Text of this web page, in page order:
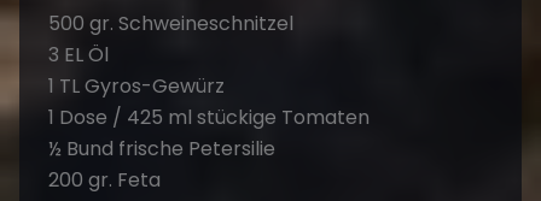
Streifen. Die Zucchini wascht Ihr, halbiert sie
längst und schneidet sie in Scheiben. Den
Knoblauch hackt Ihr fein und das Fleisch wird
gewaschen und ebenfalls in Streifen
geschnitten.
Vermengt das Fleisch mit den Zwiebeln, 1 EL Öl